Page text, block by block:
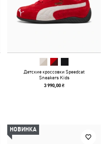
Детские кроссовки Speedcat
Sneakers Kids
3 990,00 ₴
НОВИНКА